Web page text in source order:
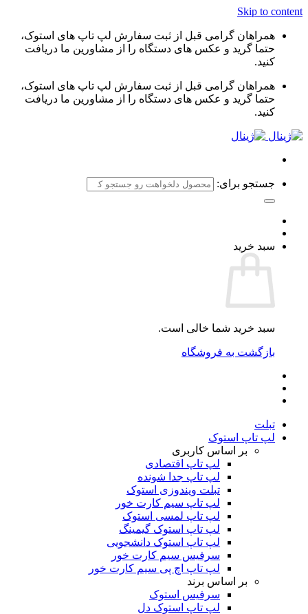
Skip to content
همراهان گرامی قبل از ثبت سفارش لپ تاپ های استوک،
حتما گرید و عکس های دستگاه را از مشاورین ما دریافت
کنید.
همراهان گرامی قبل از ثبت سفارش لپ تاپ های استوک،
حتما گرید و عکس های دستگاه را از مشاورین ما دریافت
کنید.
جستجو برای:
سبد خرید
سبد خرید شما خالی است.
بازگشت به فروشگاه
تبلت
لپ تاپ استوک
بر اساس کاربری
لپ تاپ اقتصادی
لپ تاپ جدا شونده
تبلت ویندوزی استوک
لپ تاپ سیم کارت خور
لپ تاپ لمسی استوک
لپ تاپ استوک گیمینگ
لپ تاپ استوک دانشجویی
سرفیس سیم کارت خور
لپ تاپ اچ پی سیم کارت خور
بر اساس برند
سرفیس استوک
لپ تاپ استوک دل